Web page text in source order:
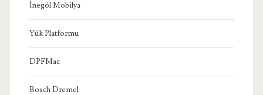
İnegöl Mobilya
Yük Platformu
DPFMac
Bosch Dremel